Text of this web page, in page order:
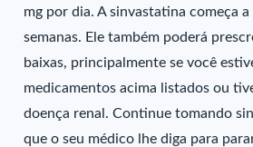
mg por dia. A sinvastatina começa
semanas. Ele também poderá
baixas, principalmente se você
medicamentos acima listados ou
doença renal. Continue tomando
que o seu médico lhe diga para